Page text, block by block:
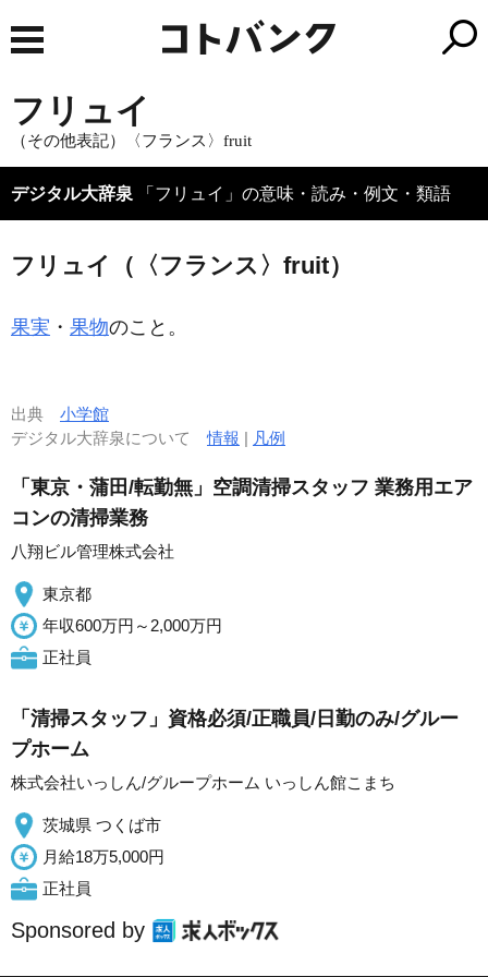
フリュイ
（その他表記）〈フランス〉fruit
デジタル大辞泉 「フリュイ」の意味・読み・例文・類語
フリュイ（〈フランス〉fruit）
果実 ・ 果物のこと。
出典 小学館
デジタル大辞泉について情報 | 凡例
「東京・蒲田/転勤無」空調清掃スタッフ 業務用エア
コンの清掃業務
八翔ビル管理株式会社
東京都
年収600万円～2,000万円
正社員
「清掃スタッフ」資格必須/正職員/日勤のみ/グルー
プホーム
株式会社いっしん/グループホーム いっしん館こまち
茨城県 つくば市
月給18万5,000円
正社員
Sponsored by